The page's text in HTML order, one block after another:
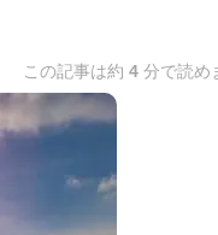
この記事は約 4 分で読め